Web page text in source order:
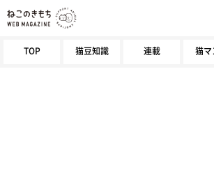
TOP 猫豆知識 連載 猫マ